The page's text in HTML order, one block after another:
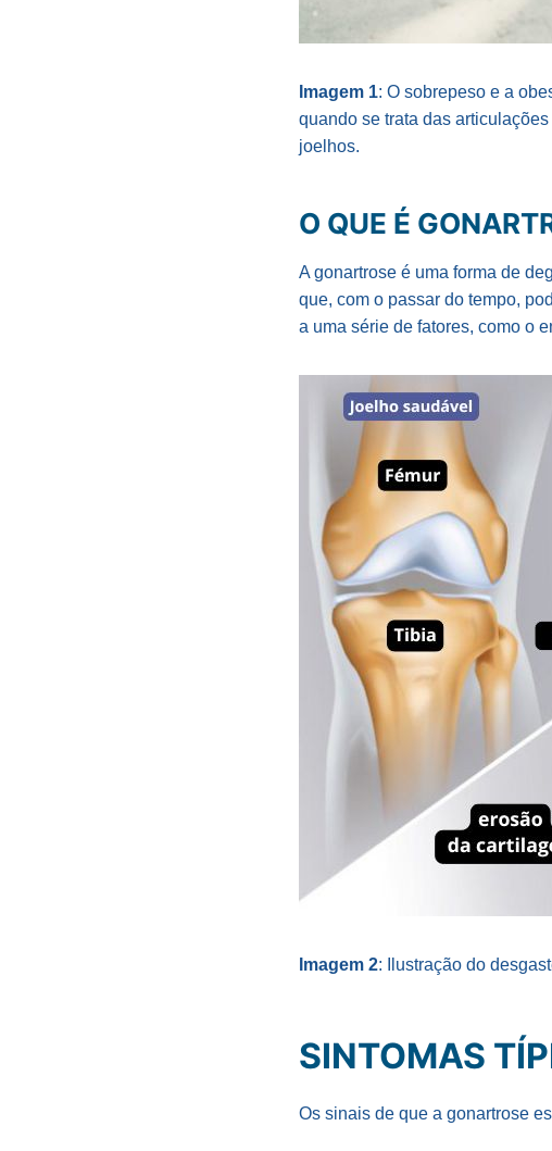
Imagem 1: O sobrepeso e a
quando se trata das
joelhos.
O QUE É
A gonartrose é uma forma de
que, com o passar do tempo,
a uma série de fatores, como o
Imagem 2: Ilustração do
SINTOMAS
Os sinais de que a gonartrose